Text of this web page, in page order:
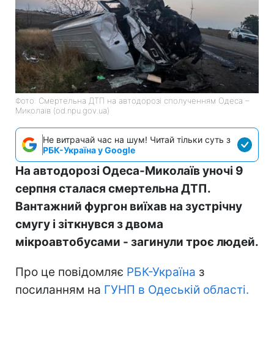
Фото: Смертельна ДТП на автодорозі сполученням Одеса –
Миколаїв (od.npu.gov.ua)
Не витрачай час на шум! Читай тільки суть з
РБК-Україна у Google
На автодорозі Одеса-Миколаїв уночі 9
серпня сталася смертельна ДТП.
Вантажний фургон виїхав на зустрічну
смугу і зіткнувся з двома
мікроавтобусами - загинули троє людей.
Про це повідомляє РБК-Україна з
посиланням на ГУНП в Одеській області.